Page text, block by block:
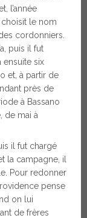
l’année
le nom
cordonniers.
puis il fut
ensuite six
et, à partir de
près de
à Bassano
de mai à
il fut chargé
la campagne, il
Pour redonner
pense
on lui
de frères